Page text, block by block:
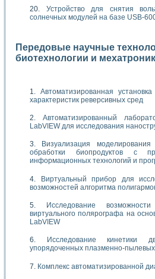
Устройство для снятия
солнечных модулей на базе USB-
Передовые научные
биотехнологии и
Автоматизированная
характеристик реверсивных сред
Автоматизированный
LabVIEW для исследования
Визуализация
обработки биопродуктов с
информационных технологий и
Виртуальный прибор для
возможностей алгоритма
Исследование
виртуального полярографа на
LabVIEW
Исследование кинетики
упорядоченных плазменно-пылевых
Комплекс автоматизированной